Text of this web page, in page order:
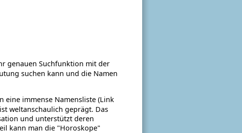
genauen Suchfunktion mit der
suchen kann und die Namen
eine immense Namensliste (Link
weltanschaulich geprägt. Das
und unterstützt deren
kann man die "Horoskope"